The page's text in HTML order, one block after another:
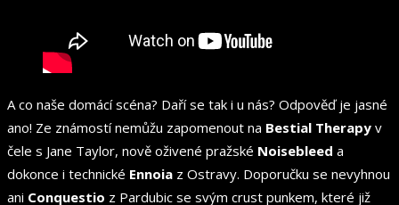
A co naše domácí scéna? Daří se tak i u nás? Odpověď je jasné
ano! Ze známostí nemůžu zapomenout na Bestial Therapy v
čele s Jane Taylor, nově oživené pražské Noisebleed a
dokonce i technické Ennoia z Ostravy. Doporučku se nevyhnou
ani Conquestio z Pardubic se svým crust punkem, které již